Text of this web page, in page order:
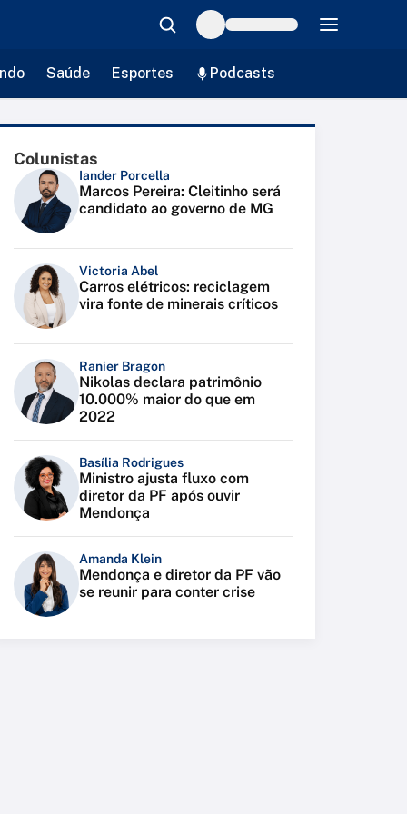
Saúde Esportes Podcasts
Colunistas
Iander Porcella
Marcos Pereira: Cleitinho será
candidato ao governo de MG
Victoria Abel
Carros elétricos: reciclagem
vira fonte de minerais críticos
Ranier Bragon
Nikolas declara patrimônio
10.000% maior do que em
2022
Basília Rodrigues
Ministro ajusta fluxo com
diretor da PF após ouvir
Mendonça
Amanda Klein
Mendonça e diretor da PF vão
se reunir para conter crise